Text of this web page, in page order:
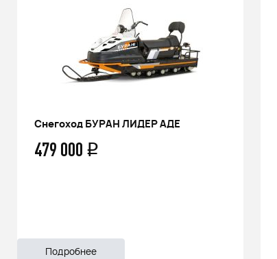
РИНАЛЬ 2013 черный В/Т 1м
66 500q
Подробнее